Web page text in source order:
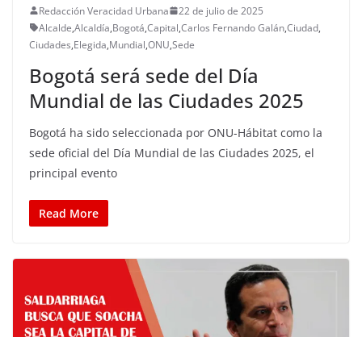
Redacción Veracidad Urbana
22 de julio de 2025
Alcalde,Alcaldía,Bogotá,Capital,Carlos Fernando Galán,Ciudad,
Ciudades,Elegida,Mundial,ONU,Sede
Bogotá será sede del Día
Mundial de las Ciudades 2025
Bogotá ha sido seleccionada por ONU-Hábitat como la
sede oficial del Día Mundial de las Ciudades 2025, el
principal evento
Read More